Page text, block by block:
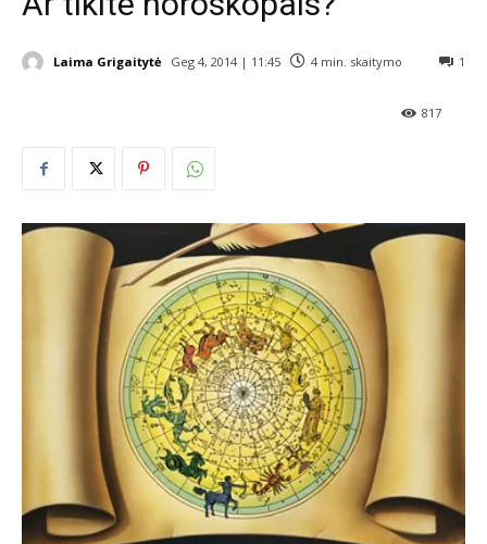
Laima Grigaitytė Geg 4, 2014 | 11:45 4 min. skaitymo 1
817